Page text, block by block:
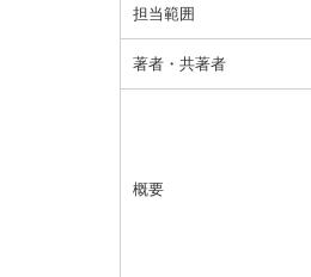
担当範囲
著者・共著者
概要